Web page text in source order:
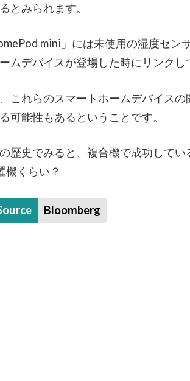
とみられます。
mini」には未使用の湿度セ
ムデバイスが登場した時にリンク
これらのスマートホームデバイス
可能性もあるということです。
歴史でみると、複合機で成功して
機くらい？
Bloomberg